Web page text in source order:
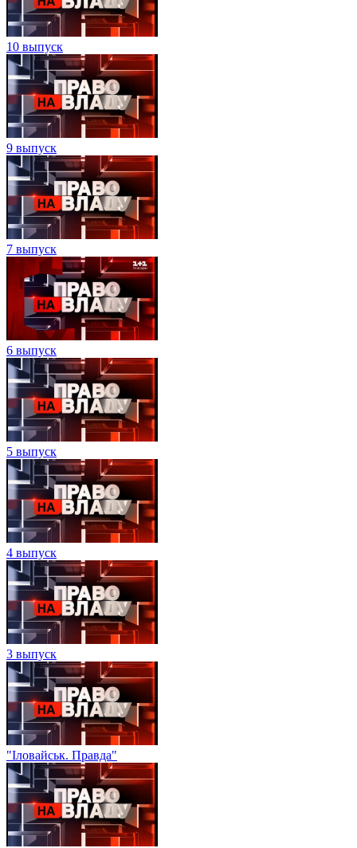
10 выпуск
9 выпуск
7 выпуск
6 выпуск
5 выпуск
4 выпуск
3 выпуск
"Іловайськ. Правда"